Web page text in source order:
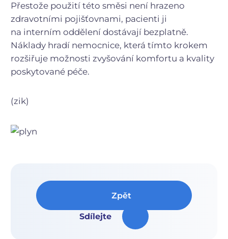
Přestože použití této směsi není hrazeno
zdravotními pojišťovnami, pacienti ji
na interním oddělení dostávají bezplatně.
Náklady hradí nemocnice, která tímto krokem
rozšiřuje možnosti zvyšování komfortu a kvality
poskytované péče.
(zik)
Zpět
Sdílejte